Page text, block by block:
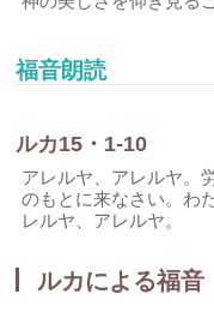
福音朗読
ルカ15・1-10
アレルヤ、アレルヤ。
のもとに来なさい。わ
レルヤ、アレルヤ。
ルカによる福音